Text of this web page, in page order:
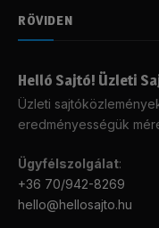
RÖVIDEN
Helló Sajtó! Üzleti
Üzleti
eredményességük
Ügyfélszolgálat:
+36 70/942-8269
hello@hellosajto.hu